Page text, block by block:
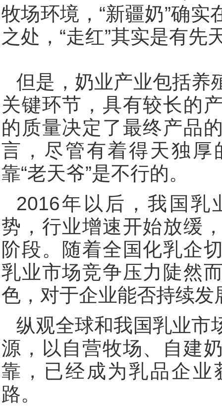
牧场环境，“新疆奶”确
之处，“走红”其实是有先
但是，奶业产业包括养
关键环节，具有较长的
的质量决定了最终产品
言，尽管有着得天独
靠“老天爷”是不行的。
2016年以后，我国乳
势，行业增速开始放缓
阶段。随着全国化乳企
乳业市场竞争压力陡然
色，对于企业能否持续发
纵观全球和我国乳业市
源，以自营牧场、自建
靠，已经成为乳品企
路。